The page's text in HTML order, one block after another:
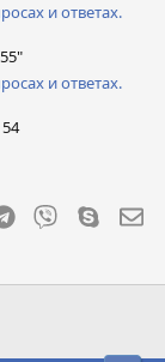
и ответах.
и ответах.
Telegram
Viber Skype